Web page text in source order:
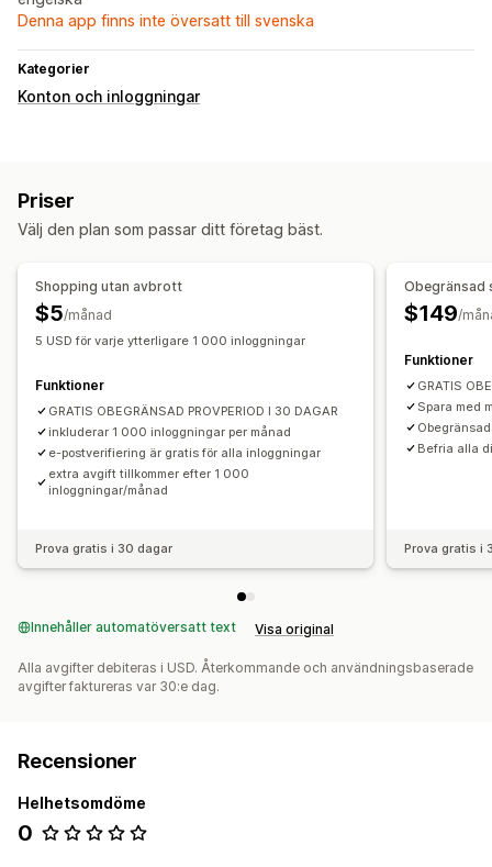
Denna app finns inte översatt till svenska
Kategorier
Konton och inloggningar
Priser
Välj den plan som passar ditt företag bäst.
Shopping utan avbrott
$5/månad
5 USD för varje ytterligare 1 000 inloggningar
Funktioner
GRATIS OBEGRÄNSAD PROVPERIOD I 30 DAGAR
inkluderar 1 000 inloggningar per månad
e-postverifiering är gratis för alla inloggningar
extra avgift tillkommer efter 1 000
inloggningar/månad
Prova gratis i 30 dagar
Obegränsad
$149/
Funktioner
GRATIS
Spara med
Befria alla
Prova gratis i
Innehåller automatöversatt text Visa original
Alla avgifter debiteras i USD. Återkommande och användningsbaserade
avgifter faktureras var 30:e dag.
Recensioner
Helhetsomdöme
0